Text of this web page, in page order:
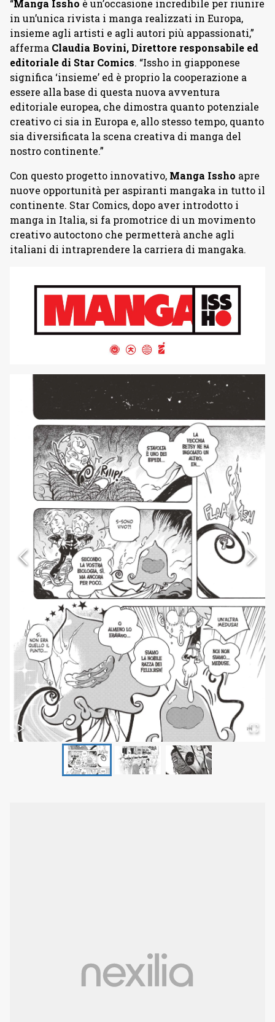
“Manga Issho è un’occasione incredibile per riunire
in un’unica rivista i manga realizzati in Europa,
insieme agli artisti e agli autori più appassionati,”
afferma Claudia Bovini, Direttore responsabile ed
editoriale di Star Comics. “Issho in giapponese
significa ‘insieme’ ed è proprio la cooperazione a
essere alla base di questa nuova avventura
editoriale europea, che dimostra quanto potenziale
creativo ci sia in Europa e, allo stesso tempo, quanto
sia diversificata la scena creativa di manga del
nostro continente.”
Con questo progetto innovativo, Manga Issho apre
nuove opportunità per aspiranti mangaka in tutto il
continente. Star Comics, dopo aver introdotto i
manga in Italia, si fa promotrice di un movimento
creativo autoctono che permetterà anche agli
italiani di intraprendere la carriera di mangaka.